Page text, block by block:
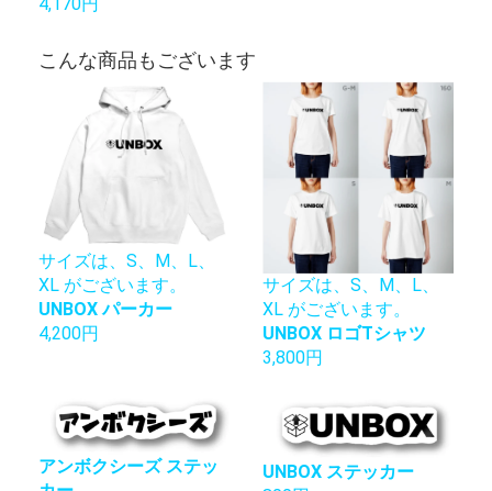
こんな商品もございます
サイズは、S、M、L、
XL がございます。
UNBOX パーカー
4,200円
サイズは、S、M、L、
XL がございます。
UNBOX ロゴTシャツ
3,800円
アンボクシーズ ステッ
UNBOX ステッカー